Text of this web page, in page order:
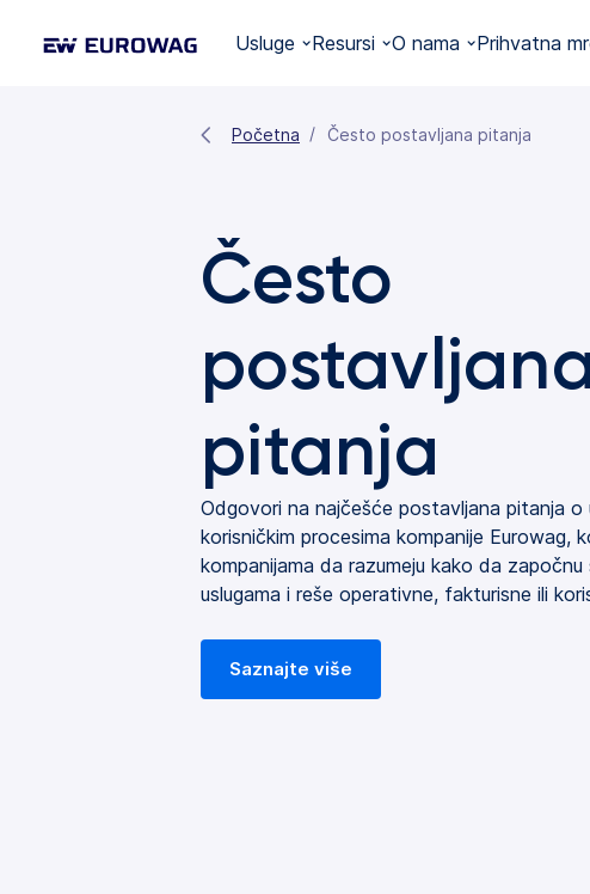
Usluge Resursi O nama Prihvatna
Početna Često postavljana pitanja
Često
pitanja
Odgovori na najčešće postavljana pitanja o
korisničkim procesima kompanije Eurowag,
kompanijama da razumeju kako da započnu
uslugama i reše operativne, fakturisne ili
Saznajte više